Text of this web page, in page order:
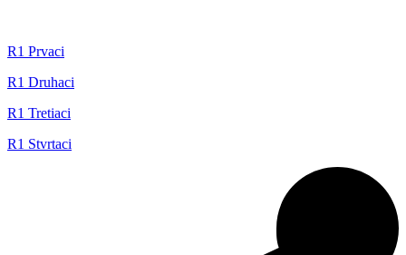
R1 Prvaci
R1 Druhaci
R1 Tretiaci
R1 Stvrtaci